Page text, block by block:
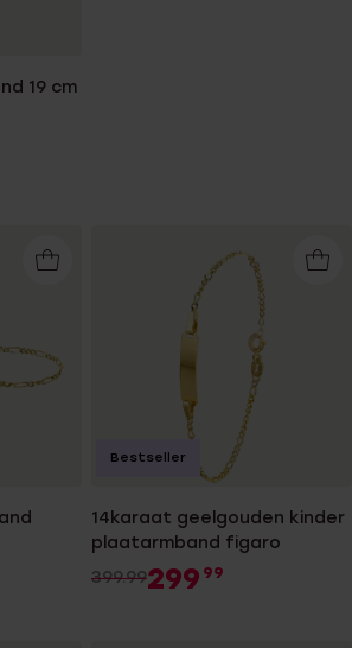
19 cm
14karaat geelgouden kinder
plaatarmband figaro
399.99299 99
Bestseller